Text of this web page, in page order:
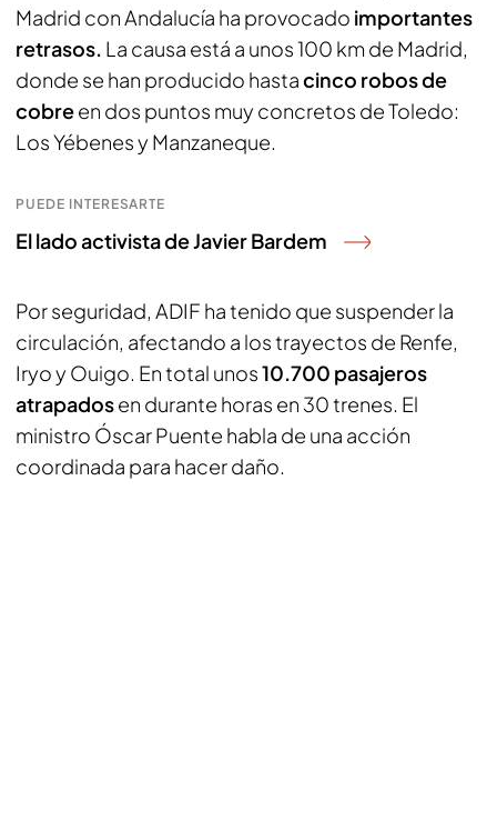
Madrid con Andalucía ha provocado importantes
retrasos. La causa está a unos 100 km de Madrid,
donde se han producido hastacinco robos de
cobreen dos puntos muy concretos de Toledo:
Los Yébenes y Manzaneque.
PUEDE INTERESARTE
El lado activista de Javier Bardem
Por seguridad, ADIF ha tenido que suspender la
circulación, afectando a los trayectos de Renfe,
Iryo y Ouigo. En total unos10.700 pasajeros
atrapadosen durante horas en 30 trenes. El
ministro Óscar Puente habla de una acción
coordinada para hacer daño.